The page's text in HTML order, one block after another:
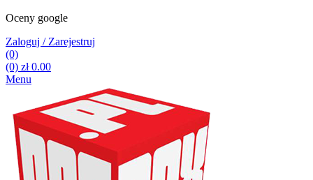
Oceny google
Zaloguj / Zarejestruj
(0)
(0) zł0.00
Menu